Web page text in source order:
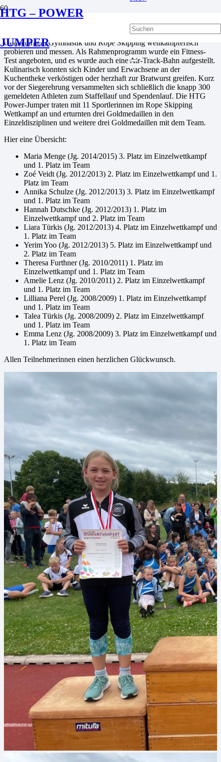
HTG – POWER
JUMPER
Nach 3 Jahren Corona-Pause lud der
2022 nach Usingen zum beliebten Gaukinderturnfest ein. Kinder bis
14 Jahre konnten sich in Leichtathletik, Kleinkindturnen,
Geräteturnen, Gymnastik und Rope Skipping wettkämpferisch
probieren und messen. Als Rahmenprogramm wurde ein Fitness-
Test angeboten, und es wurde auch eine Air-Track-Bahn aufgestellt.
Kulinarisch konnten sich Kinder und Erwachsene an der
Kuchentheke verköstigen oder herzhaft zur Bratwurst greifen. Kurz
vor der Siegerehrung versammelten sich schließlich die knapp 300
gemeldeten Athleten zum Staffellauf und Spendenlauf. Die HTG
Power-Jumper traten mit 11 Sportlerinnen im Rope Skipping
Wettkampf an und erturnten drei Goldmedaillen in den
Einzeldisziplinen und weitere drei Goldmedaillen mit dem Team.
Hier eine Übersicht:
Maria Menge (Jg. 2014/2015) 3. Platz im Einzelwettkampf
und 1. Platz im Team
Zoé Veidt (Jg. 2012/2013) 2. Platz im Einzelwettkampf und 1.
Platz im Team
Annika Schulze (Jg. 2012/2013) 3. Platz im Einzelwettkampf
und 1. Platz im Team
Hannah Dutschke (Jg. 2012/2013) 1. Platz im
Einzelwettkampf und 2. Platz im Team
Liara Türkis (Jg. 2012/2013) 4. Platz im Einzelwettkampf und
1. Platz im Team
Yerim Yoo (Jg. 2012/2013) 5. Platz im Einzelwettkampf und
2. Platz im Team
Theresa Furthner (Jg. 2010/2011) 1. Platz im
Einzelwettkampf und 1. Platz im Team
Amelie Lenz (Jg. 2010/2011) 2. Platz im Einzelwettkampf
und 1. Platz im Team
Lilliana Perel (Jg. 2008/2009) 1. Platz im Einzelwettkampf
und 1. Platz im Team
Talea Türkis (Jg. 2008/2009) 2. Platz im Einzelwettkampf
und 1. Platz im Team
Emma Lenz (Jg. 2008/2009) 3. Platz im Einzelwettkampf und
1. Platz im Team
Allen Teilnehmerinnen einen herzlichen Glückwunsch.